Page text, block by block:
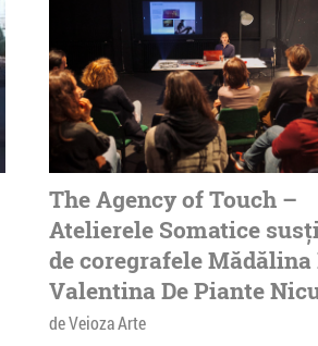
The Agency of Touch –
Atelierele Somatice
de coregrafele Mădălina
Valentina De Piante
de Veioza Arte